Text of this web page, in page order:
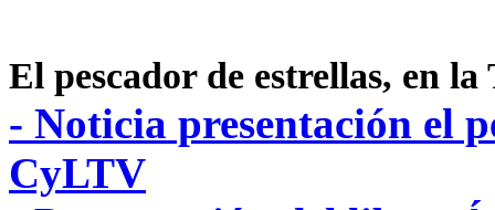
El pescador de estrellas, en la
- Noticia presentación el
CyLTV